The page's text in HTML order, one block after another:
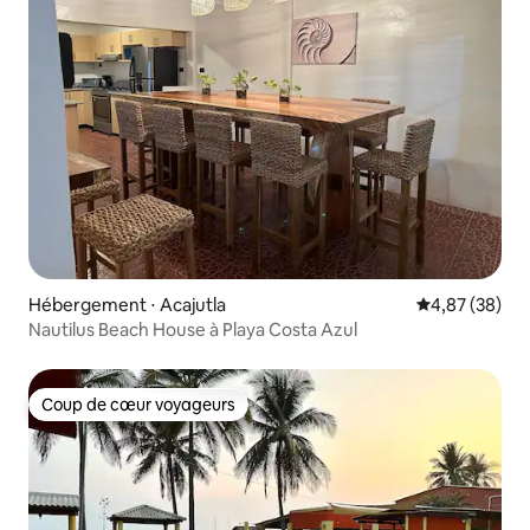
Hébergement ⋅ Acajutla Évaluation
4,87 (38)
Nautilus Beach House à Playa Costa Azul
Coup de cœur voyageurs
Coup de cœur voyageurs